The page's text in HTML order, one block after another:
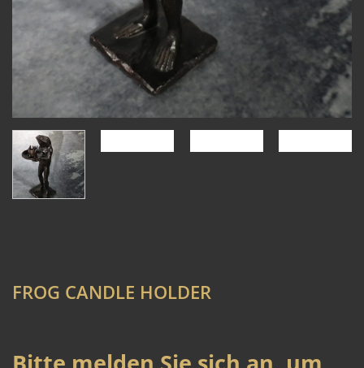
FROG CANDLE HOLDER